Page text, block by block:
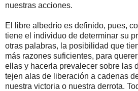
nuestras acciones.
El libre albedrío es definido, pues,
tiene el individuo de determinar su
otras palabras, la posibilidad que
más razones suficientes, para
ellas y hacerla prevalecer sobre las
tejen alas de liberación a cadenas
nuestra victoria o nuestra derrota.